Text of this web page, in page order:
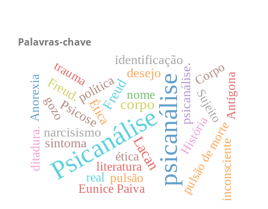
Palavras-chave
Psicanálisepsicanálise
Lacan
corpo
Freud
desejo
sintoma
narcisismo
política
Ética psicanálise.
Psicose
identificação
Freud.
literatura
História
real
trauma Corpo
pulsão de morte
nome
pulsão
gozo
inconsciente
Sujeito
ética
Eunice Paiva
Antígona
ditadura.
Anorexia